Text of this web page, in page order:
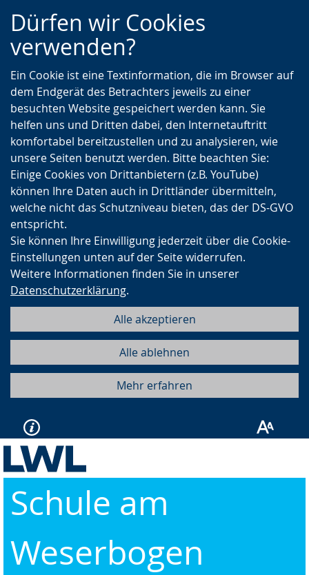
Zur
Hauptnavigation
Zur
Seitennavigation
Zum
Inhalt
Dürfen wir Cookies
verwenden?
Ein Cookie ist eine Textinformation, die im Browser auf
dem Endgerät des Betrachters jeweils zu einer
besuchten Website gespeichert werden kann. Sie
helfen uns und Dritten dabei, den Internetauftritt
komfortabel bereitzustellen und zu analysieren, wie
unsere Seiten benutzt werden. Bitte beachten Sie:
Einige Cookies von Drittanbietern (z.B. YouTube)
können Ihre Daten auch in Drittländer übermitteln,
welche nicht das Schutzniveau bieten, das der DS-GVO
entspricht.
Sie können Ihre Einwilligung jederzeit über die Cookie-
Einstellungen unten auf der Seite widerrufen.
Weitere Informationen finden Sie in unserer
Datenschutzerklärung.
Alle akzeptieren
Alle ablehnen
Mehr erfahren
Schule am
Weserbogen